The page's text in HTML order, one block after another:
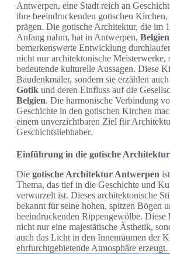
Antwerpen, eine Stadt reich an
ihre beeindruckenden gotischen Kirchen,
prägen. Die gotische Architektur, die im
Anfang nahm, hat in Antwerpen, Belgien
bemerkenswerte Entwicklung
nicht nur architektonische Meisterwerke,
bedeutende kulturelle Aussagen. Diese
Baudenkmäler, sondern sie erzählen
Gotik und deren Einfluss auf die
Belgien. Die harmonische Verbindung
Geschichte in den gotischen Kirchen
einem unverzichtbaren Ziel für
Geschichtsliebhaber.
Einführung in die gotische
Die gotische Architektur Antwerpen
Thema, das tief in die Geschichte und
verwurzelt ist. Dieses architektonische
bekannt für seine hohen, spitzen Bögen
beeindruckenden Rippengewölbe. Diese
nicht nur eine majestätische Ästhetik,
auch das Licht in den Innenräumen der
ehrfurchtgebietende Atmosphäre erzeugt.